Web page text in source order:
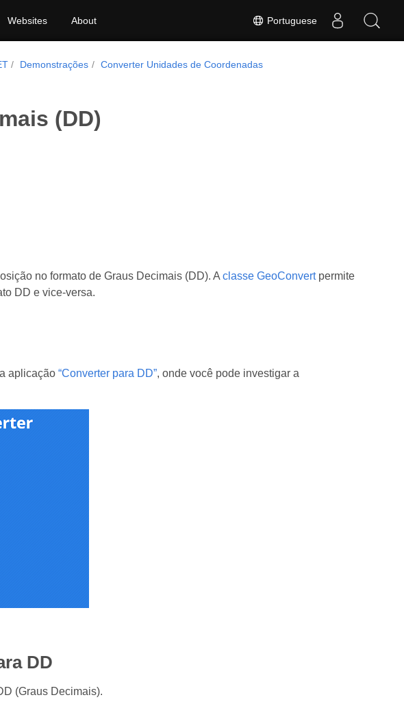
Portuguese
Websites About
Demonstrações
Converter Unidades de Coordenadas
(DD)
no formato de Graus Decimais (DD). A classe GeoConvertpermite
DD e vice-versa.
aplicação “Converter para DD”, onde você pode investigar a
DD
(Graus Decimais).